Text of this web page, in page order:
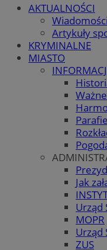
AKTUALNOŚCI
Artykuły
KRYMINALNE
MIASTO
Jak
Urząd
MOPR
Urząd
ZUS